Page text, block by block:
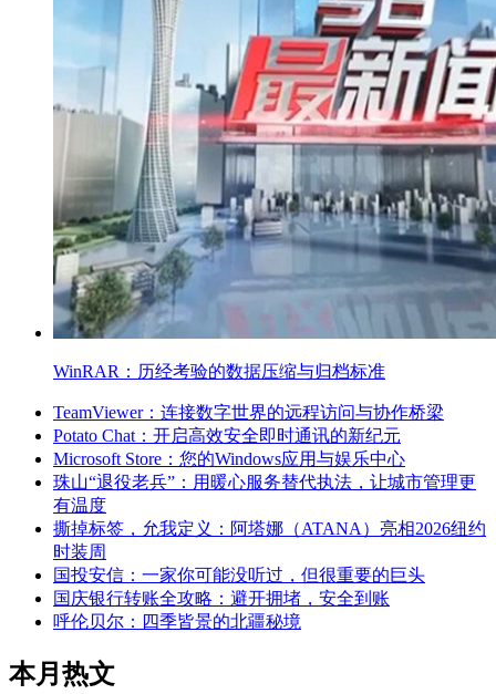
WinRAR：历经考验的数据压缩与归档标准
TeamViewer：连接数字世界的远程访问与协作桥梁
Potato Chat：开启高效安全即时通讯的新纪元
Microsoft Store：您的Windows应用与娱乐中心
珠山“退役老兵”：用暖心服务替代执法，让城市管理更
有温度
撕掉标签，允我定义：阿塔娜（ATANA）亮相2026纽约
时装周
国投安信：一家你可能没听过，但很重要的巨头
国庆银行转账全攻略：避开拥堵，安全到账
呼伦贝尔：四季皆景的北疆秘境
本月热文